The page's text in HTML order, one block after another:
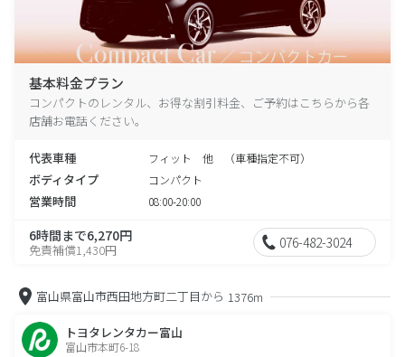
基本料金プラン
コンパクトのレンタル、お得な割引料金、ご予約はこちらから各
店舗お電話ください。
代表車種 フィット 他 （車種指定不可）
ボディタイプ コンパクト
営業時間 08:00-20:00
6時間まで6,270円
免責補償1,430円 076-482-3024
富山県富山市西田地方町二丁目から 1376m
トヨタレンタカー富山
富山市本町6-18